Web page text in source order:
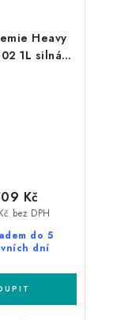
Heavy
1L silná
do 5
dní
bez DPH
Kč